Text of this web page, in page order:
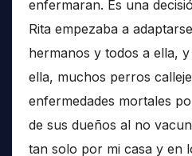
enfermaran. Es una
Rita empezaba a
hermanos y todos a ella,
ella, muchos perros
enfermedades mortales
de sus dueños al no
tan solo por mi casa y en